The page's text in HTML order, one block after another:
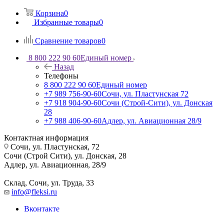
Корзина0
Избранные товары0
Сравнение товаров0
8 800 222 90 60Единый номер
Назад
Телефоны
8 800 222 90 60Единый номер
+7 989 756-90-60Сочи, ул. Пластунская 72
+7 918 904-90-60Сочи (Строй-Сити), ул. Донская
28
+7 988 406-90-60Адлер, ул. Авиационная 28/9
Контактная информация
Сочи, ул. Пластунская, 72
Сочи (Строй Сити), ул. Донская, 28
Адлер, ул. Авиационная, 28/9
Склад, Сочи, ул. Труда, 33
info@fleksi.ru
Вконтакте